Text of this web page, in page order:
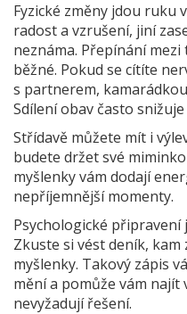
Fyzické změny jdou ruku
radost a vzrušení, jiní
neznáma. Přepínání
běžné. Pokud se cítíte
s partnerem,
Sdílení obav často
Střídavě můžete mít i
budete držet své
myšlenky vám dodají
nepříjemnější momenty.
Psychologické připravení
Zkuste si vést deník,
myšlenky. Takový zápis
mění a pomůže vám
nevyžadují řešení.